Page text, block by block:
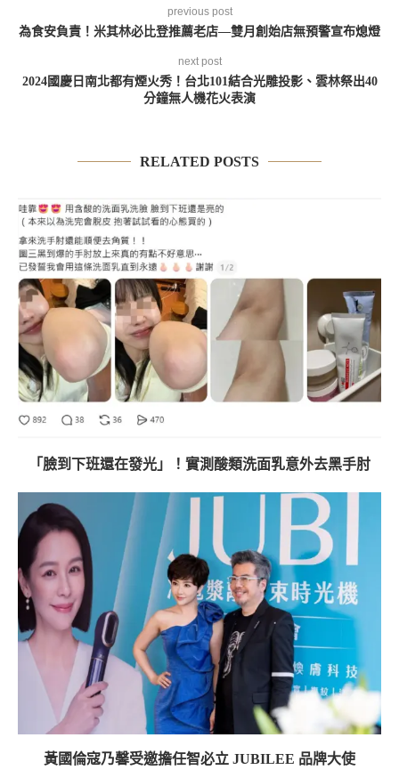
previous post
為食安負責！米其林必比登推薦老店—雙月創始店無預警宣布熄燈
next post
2024國慶日南北都有煙火秀！台北101結合光雕投影、雲林祭出40
分鐘無人機花火表演
RELATED POSTS
「臉到下班還在發光」！實測酸類洗面乳意外去黑手肘
黃國倫寇乃馨受邀擔任智必立 JUBILEE 品牌大使